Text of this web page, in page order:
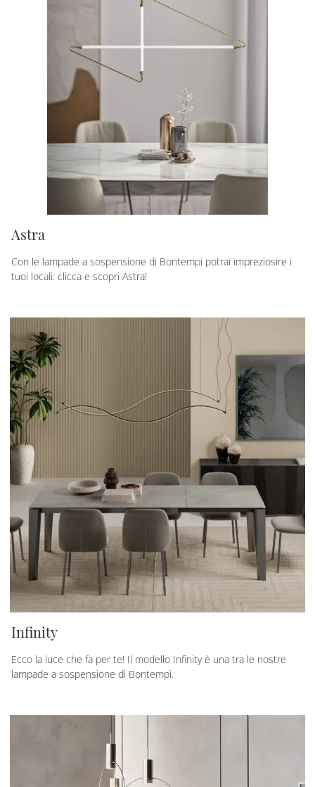
Astra
Con le lampade a sospensione di Bontempi potrai impreziosire i
tuoi locali: clicca e scopri Astra!
Infinity
Ecco la luce che fa per te! Il modello Infinity è una tra le nostre
lampade a sospensione di Bontempi.